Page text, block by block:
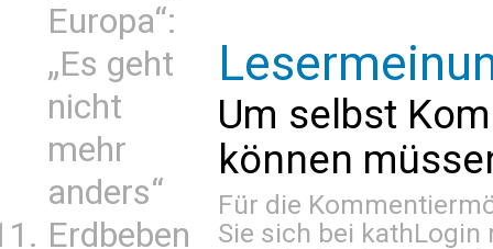
Europa“:
„Es geht
nicht
mehr
anders“
Erdbeben
Um selbst
können
Für die
Sie sich bei kathLogin